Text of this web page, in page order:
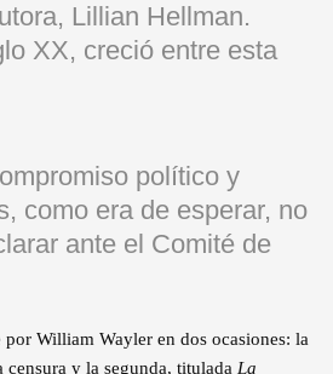
Lillian Hellman.
XX, creció entre esta
político y
como era de esperar, no
ante el Comité de
William Wayler en dos ocasiones: la
y la segunda, titulada La